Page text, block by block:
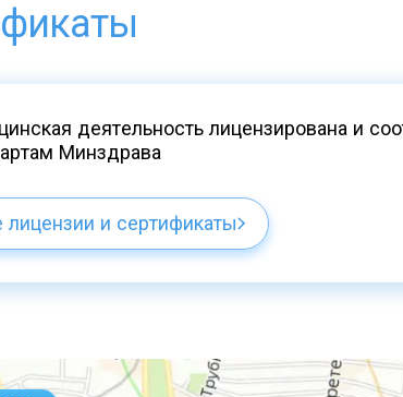
деятельность лицензирована и
Минздрава
лицензии и сертификаты